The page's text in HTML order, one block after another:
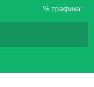
% трафика: